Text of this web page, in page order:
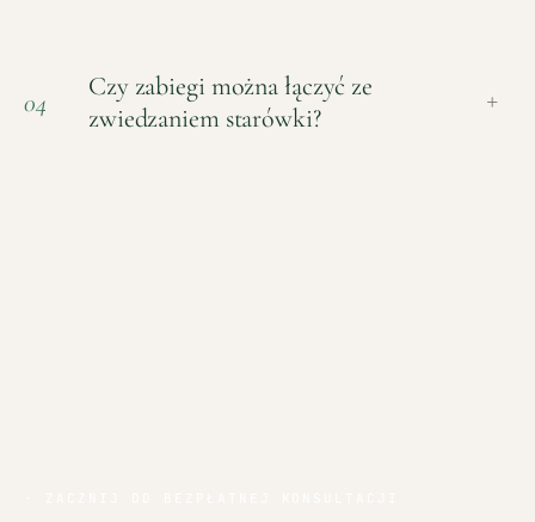
04
Czy zabiegi można łączyć ze
zwiedzaniem starówki?
+